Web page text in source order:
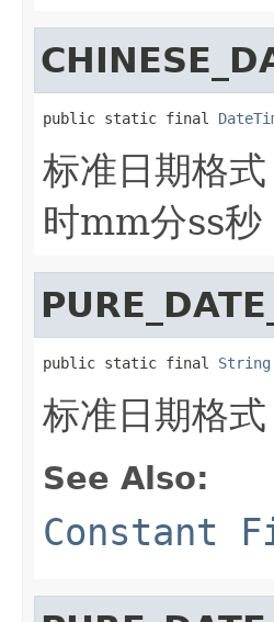
public static final
标准日期格式
时mm分ss秒
public static final String
标准日期格
See Also:
Constant